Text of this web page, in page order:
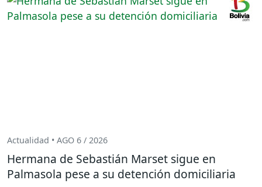
Actualidad • AGO 6 / 2026
Hermana de Sebastián Marset sigue en
Palmasola pese a su detención domiciliaria